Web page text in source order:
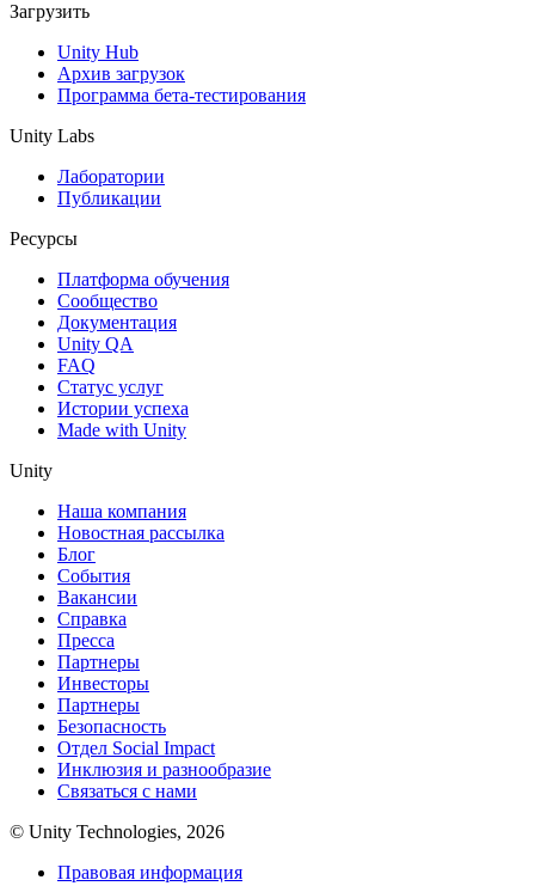
Загрузить
Unity Hub
Архив загрузок
Программа бета-тестирования
Unity Labs
Лаборатории
Публикации
Ресурсы
Платформа обучения
Сообщество
Документация
Unity QA
FAQ
Статус услуг
Истории успеха
Made with Unity
Unity
Наша компания
Новостная рассылка
Блог
События
Вакансии
Справка
Пресса
Партнеры
Инвесторы
Партнеры
Безопасность
Отдел Social Impact
Инклюзия и разнообразие
Связаться с нами
© Unity Technologies, 2026
Правовая информация